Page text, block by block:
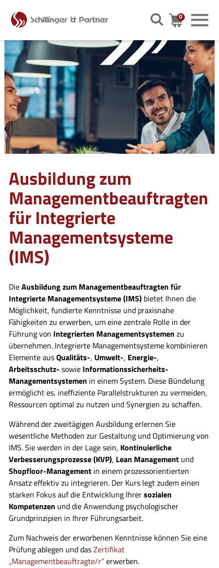
0
Ausbildung zum
Managementbeauftragten
für Integrierte
Managementsysteme
(IMS)
DieAusbildung zum Managementbeauftragten für
Integrierte Managementsysteme (IMS)bietet Ihnen die
Möglichkeit, fundierte Kenntnisse und praxisnahe
Fähigkeiten zu erwerben, um eine zentrale Rolle in der
Führung von Integrierten Managementsystemen zu
übernehmen. Integrierte Managementsysteme kombinieren
Elemente ausQualitäts-, Umwelt-, Energie-,
Arbeitsschutz- sowieInformationssicherheits-
Managementsystemen in einem System. Diese Bündelung
ermöglicht es, ineffiziente Parallelstrukturen zu vermeiden,
Ressourcen optimal zu nutzen und Synergien zu schaffen.
Während der zweitägigen Ausbildung erlernen Sie
wesentliche Methoden zur Gestaltung und Optimierung von
IMS. Sie werden in der Lage sein, Kontinuierliche
Verbesserungsprozesse (KVP), Lean Managementund
Shopfloor-Managementin einem prozessorientierten
Ansatz effektiv zu integrieren. Der Kurs legt zudem einen
starken Fokus auf die Entwicklung Ihrersozialen
Kompetenzen und die Anwendung psychologischer
Grundprinzipien in Ihrer Führungsarbeit.
Zum Nachweis der erworbenen Kenntnisse können Sie eine
Prüfung ablegen und dasZertifikat
„Managementbeauftragte/r“ erwerben.